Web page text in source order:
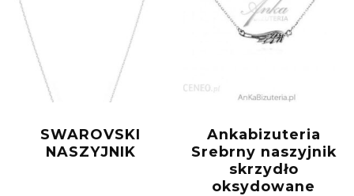
SWAROVSKI
NASZYJNIK
Ankabizuteria
Srebrny naszyjnik
skrzydło
oksydowane